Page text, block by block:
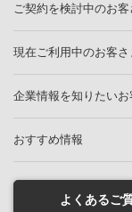
ご契約を検討中のお客
現在ご利用中のお客さ
企業情報を知りたいお
おすすめ情報
よくあるご